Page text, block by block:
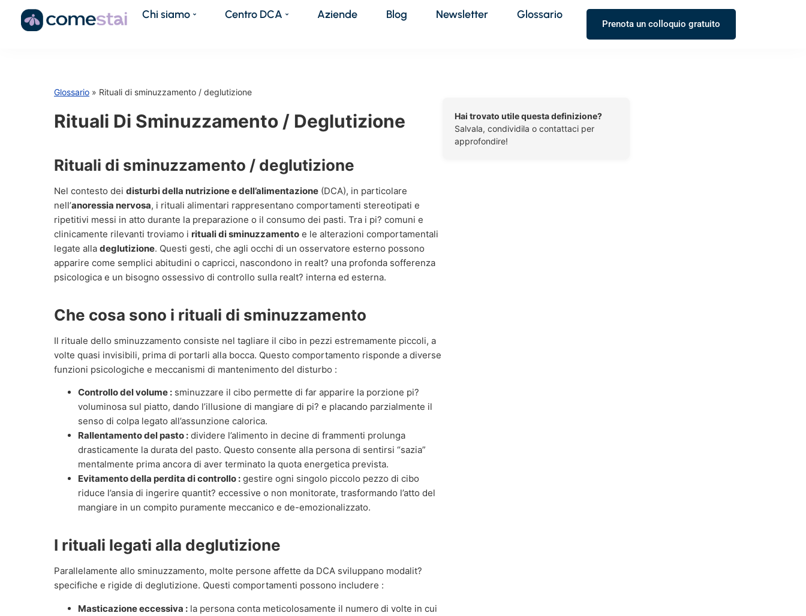
Chi siamo Centro DCA Aziende Blog Newsletter Glossario
Prenota un colloquio gratuito
Glossario » Rituali di sminuzzamento / deglutizione
Rituali Di Sminuzzamento / Deglutizione
Rituali di sminuzzamento / deglutizione
Nel contesto dei disturbi della nutrizione e dell’alimentazione (DCA), in particolare
nell’anoressia nervosa, i rituali alimentari rappresentano comportamenti stereotipati e
ripetitivi messi in atto durante la preparazione o il consumo dei pasti. Tra i pi? comuni e
clinicamente rilevanti troviamo i rituali di sminuzzamento e le alterazioni comportamentali
legate alla deglutizione. Questi gesti, che agli occhi di un osservatore esterno possono
apparire come semplici abitudini o capricci, nascondono in realt? una profonda sofferenza
psicologica e un bisogno ossessivo di controllo sulla realt? interna ed esterna.
Che cosa sono i rituali di sminuzzamento
Il rituale dello sminuzzamento consiste nel tagliare il cibo in pezzi estremamente piccoli, a
volte quasi invisibili, prima di portarli alla bocca. Questo comportamento risponde a diverse
funzioni psicologiche e meccanismi di mantenimento del disturbo :
Controllo del volume : sminuzzare il cibo permette di far apparire la porzione pi?
voluminosa sul piatto, dando l’illusione di mangiare di pi? e placando parzialmente il
senso di colpa legato all’assunzione calorica.
Rallentamento del pasto : dividere l’alimento in decine di frammenti prolunga
drasticamente la durata del pasto. Questo consente alla persona di sentirsi “sazia”
mentalmente prima ancora di aver terminato la quota energetica prevista.
Evitamento della perdita di controllo : gestire ogni singolo piccolo pezzo di cibo
riduce l’ansia di ingerire quantit? eccessive o non monitorate, trasformando l’atto del
mangiare in un compito puramente meccanico e de-emozionalizzato.
I rituali legati alla deglutizione
Parallelamente allo sminuzzamento, molte persone affette da DCA sviluppano modalit?
specifiche e rigide di deglutizione. Questi comportamenti possono includere :
Masticazione eccessiva : la persona conta meticolosamente il numero di volte in cui
Hai trovato utile questa definizione?
Salvala, condividila o contattaci per
approfondire!